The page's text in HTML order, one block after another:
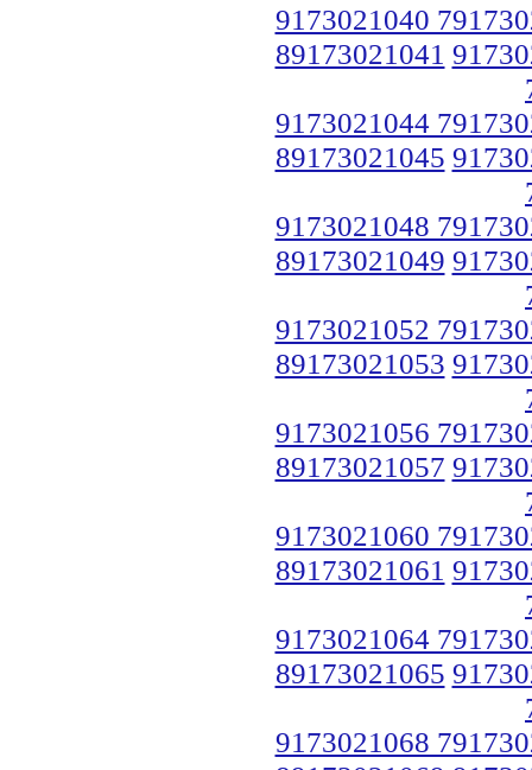
9173021040
89173021041
9173021044
89173021045
9173021048
89173021049
9173021052
89173021053
9173021056
89173021057
9173021060
89173021061
9173021064
89173021065
9173021068